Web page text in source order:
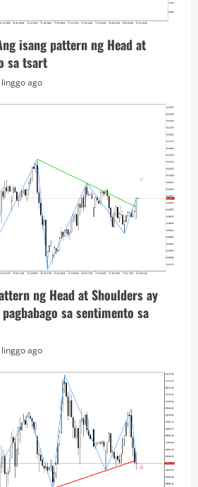
isang pattern ng Head at
sa tsart
ago
ng Head at Shoulders ay
sa sentimento sa
ago